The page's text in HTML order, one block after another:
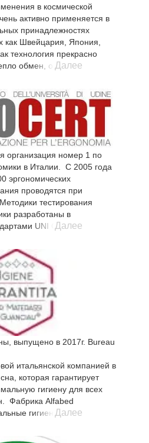
в космической
активно применяется в
принадлежностях
как Швейцария, Япония,
технология прекрасно
обмен, обеспечивая
за счет чего спящий
во сне. Постельные
Аутласт оптимально
потребности
допускают перегрева или
сна.
OUTLAST®
в себя излишнее тепло
сохраняет его и
обратно. За счет этого
тепловой кругооборот,
постоянно регулируется.
Далее
организация номер 1 по
в Италии. С 2005 года
эргономических
проводятся при
тестирования
разработаны в
UNI CEI EN ISO / IEC
Союза для того, чтобы
максимальную
уровень надежности и
ЭргоСерт
эргономичность и
Далее
выпущено в 2017г. Bureau
итальянской компанией в
которая гарантирует
гигиену для всех
Фабрика Alfabed
гигиенические
на всех этапах
Далее